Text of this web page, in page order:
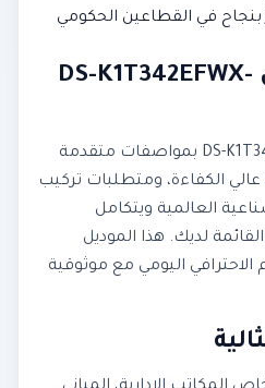
منجز بنجاح في القطاعين الحكومي
مميزات هيكفيجن DS-K1T342EFWX-
يأتي هيكفيجن DS-K1T342EFWX-EN بمواصفات متقدمة
الكفاءة، ومتطلبات تركيب
العالمية ويتكامل
لديك. هذا الموديل
اليومي مع موثوقية